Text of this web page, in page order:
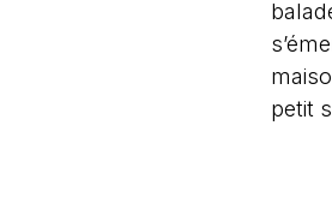
petit